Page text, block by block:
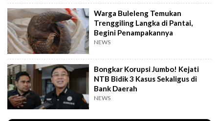
Warga Buleleng Temukan
Trenggiling Langka di Pantai,
Begini Penampakannya
NEWS
Bongkar Korupsi Jumbo! Kejati
NTB Bidik 3 Kasus Sekaligus di
Bank Daerah
NEWS